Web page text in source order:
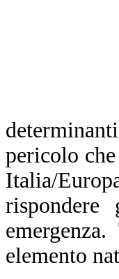
pericolo
Italia/
elemento